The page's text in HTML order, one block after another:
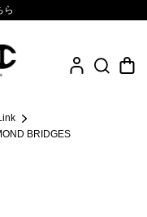
ら
BRIDGES